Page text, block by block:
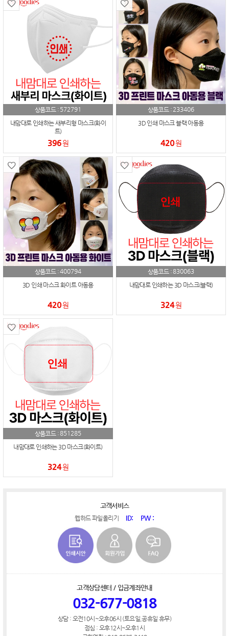
상품코드 : 572791
내맘대로 인쇄하는 새부리형 마스크(화이
트)
396원
상품코드 :233406
3D 인쇄 마스크 블랙 아동용
420원
상품코드 :400794
3D 인쇄 마스크 화이트 아동용
420원
상품코드 :830063
내맘대로 인쇄하는 3D 마스크(블랙)
324원
상품코드 :851285
내맘대로 인쇄하는 3D 마스크(화이트)
324원
고객서비스
웹하드 파일올리기 ID: PW :
고객상담센터 / 입금계좌안내
032-677-0818
상담 : 오전10시~오후06시 (토요일,공휴일 휴무)
점심 : 오후12시~오후1시